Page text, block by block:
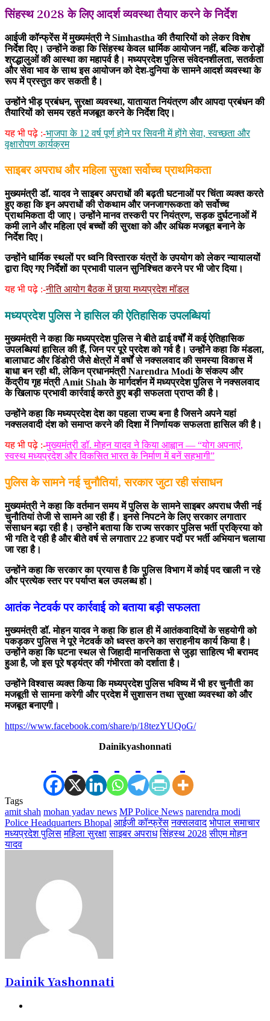
सिंहस्थ 2028 के लिए आदर्श व्यवस्था तैयार करने के निर्देश
आईजी कॉन्फ्रेंस में मुख्यमंत्री ने Simhastha की तैयारियों को लेकर विशेष
निर्देश दिए। उन्होंने कहा कि सिंहस्थ केवल धार्मिक आयोजन नहीं, बल्कि करोड़ों
श्रद्धालुओं की आस्था का महापर्व है। मध्यप्रदेश पुलिस संवेदनशीलता, सतर्कता
और सेवा भाव के साथ इस आयोजन को देश-दुनिया के सामने आदर्श व्यवस्था के
रूप में प्रस्तुत कर सकती है।
उन्होंने भीड़ प्रबंधन, सुरक्षा व्यवस्था, यातायात नियंत्रण और आपदा प्रबंधन की
तैयारियों को समय रहते मजबूत करने के निर्देश दिए।
यह भी पढ़े :-भाजपा के 12 वर्ष पूर्ण होने पर सिवनी में होंगे सेवा, स्वच्छता और
वृक्षारोपण कार्यक्रम
साइबर अपराध और महिला सुरक्षा सर्वोच्च प्राथमिकता
मुख्यमंत्री डॉ. यादव ने साइबर अपराधों की बढ़ती घटनाओं पर चिंता व्यक्त करते
हुए कहा कि इन अपराधों की रोकथाम और जनजागरूकता को सर्वोच्च
प्राथमिकता दी जाए। उन्होंने मानव तस्करी पर नियंत्रण, सड़क दुर्घटनाओं में
कमी लाने और महिला एवं बच्चों की सुरक्षा को और अधिक मजबूत बनाने के
निर्देश दिए।
उन्होंने धार्मिक स्थलों पर ध्वनि विस्तारक यंत्रों के उपयोग को लेकर न्यायालयों
द्वारा दिए गए निर्देशों का प्रभावी पालन सुनिश्चित करने पर भी जोर दिया।
यह भी पढ़े :-नीति आयोग बैठक में छाया मध्यप्रदेश मॉडल
मध्यप्रदेश पुलिस ने हासिल की ऐतिहासिक उपलब्धियां
मुख्यमंत्री ने कहा कि मध्यप्रदेश पुलिस ने बीते ढाई वर्षों में कई ऐतिहासिक
उपलब्धियां हासिल की हैं, जिन पर पूरे प्रदेश को गर्व है। उन्होंने कहा कि मंडला,
बालाघाट और डिंडोरी जैसे क्षेत्रों में वर्षों से नक्सलवाद की समस्या विकास में
बाधा बन रही थी, लेकिन प्रधानमंत्री Narendra Modi के संकल्प और
केंद्रीय गृह मंत्री Amit Shah के मार्गदर्शन में मध्यप्रदेश पुलिस ने नक्सलवाद
के खिलाफ प्रभावी कार्रवाई करते हुए बड़ी सफलता प्राप्त की है।
उन्होंने कहा कि मध्यप्रदेश देश का पहला राज्य बना है जिसने अपने यहां
नक्सलवादी दंश को समाप्त करने की दिशा में निर्णायक सफलता हासिल की है।
यह भी पढ़े :-मुख्यमंत्री डॉ. मोहन यादव ने किया आह्वान — “योग अपनाएं,
स्वस्थ मध्यप्रदेश और विकसित भारत के निर्माण में बनें सहभागी”
पुलिस के सामने नई चुनौतियां, सरकार जुटा रही संसाधन
मुख्यमंत्री ने कहा कि वर्तमान समय में पुलिस के सामने साइबर अपराध जैसी नई
चुनौतियां तेजी से सामने आ रही हैं। इनसे निपटने के लिए सरकार लगातार
संसाधन बढ़ा रही है। उन्होंने बताया कि राज्य सरकार पुलिस भर्ती प्रक्रिया को
भी गति दे रही है और बीते वर्ष से लगातार 22 हजार पदों पर भर्ती अभियान चलाया
जा रहा है।
उन्होंने कहा कि सरकार का प्रयास है कि पुलिस विभाग में कोई पद खाली न रहे
और प्रत्येक स्तर पर पर्याप्त बल उपलब्ध हो।
आतंक नेटवर्क पर कार्रवाई को बताया बड़ी सफलता
मुख्यमंत्री डॉ. मोहन यादव ने कहा कि हाल ही में आतंकवादियों के सहयोगी को
पकड़कर पुलिस ने पूरे नेटवर्क को ध्वस्त करने का सराहनीय कार्य किया है।
उन्होंने कहा कि घटना स्थल से जिहादी मानसिकता से जुड़ा साहित्य भी बरामद
हुआ है, जो इस पूरे षड्यंत्र की गंभीरता को दर्शाता है।
उन्होंने विश्वास व्यक्त किया कि मध्यप्रदेश पुलिस भविष्य में भी हर चुनौती का
मजबूती से सामना करेगी और प्रदेश में सुशासन तथा सुरक्षा व्यवस्था को और
मजबूत बनाएगी।
https://www.facebook.com/share/p/18tezYUQoG/
Dainikyashonnati
Tags
amit shah mohan yadav news MP Police News narendra modi
Police Headquarters Bhopal आईजी कॉन्फ्रेंस नक्सलवाद भोपाल समाचार
मध्यप्रदेश पुलिस महिला सुरक्षा साइबर अपराध सिंहस्थ 2028 सीएम मोहन
यादव
Dainik Yashonnati